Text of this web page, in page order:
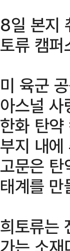
8일 본지
토류 캠
미 육군
아스널
한화 탄
부지 내
고문은
태계를
희토류는
가는 소